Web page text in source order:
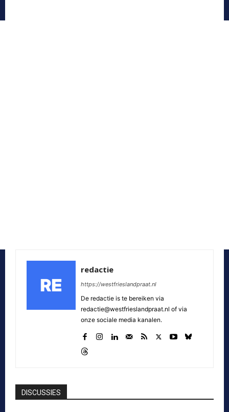
redactie
https://westfrieslandpraat.nl
De redactie is te bereiken via
redactie@westfrieslandpraat.nl of via
onze sociale media kanalen.
DISCUSSIES